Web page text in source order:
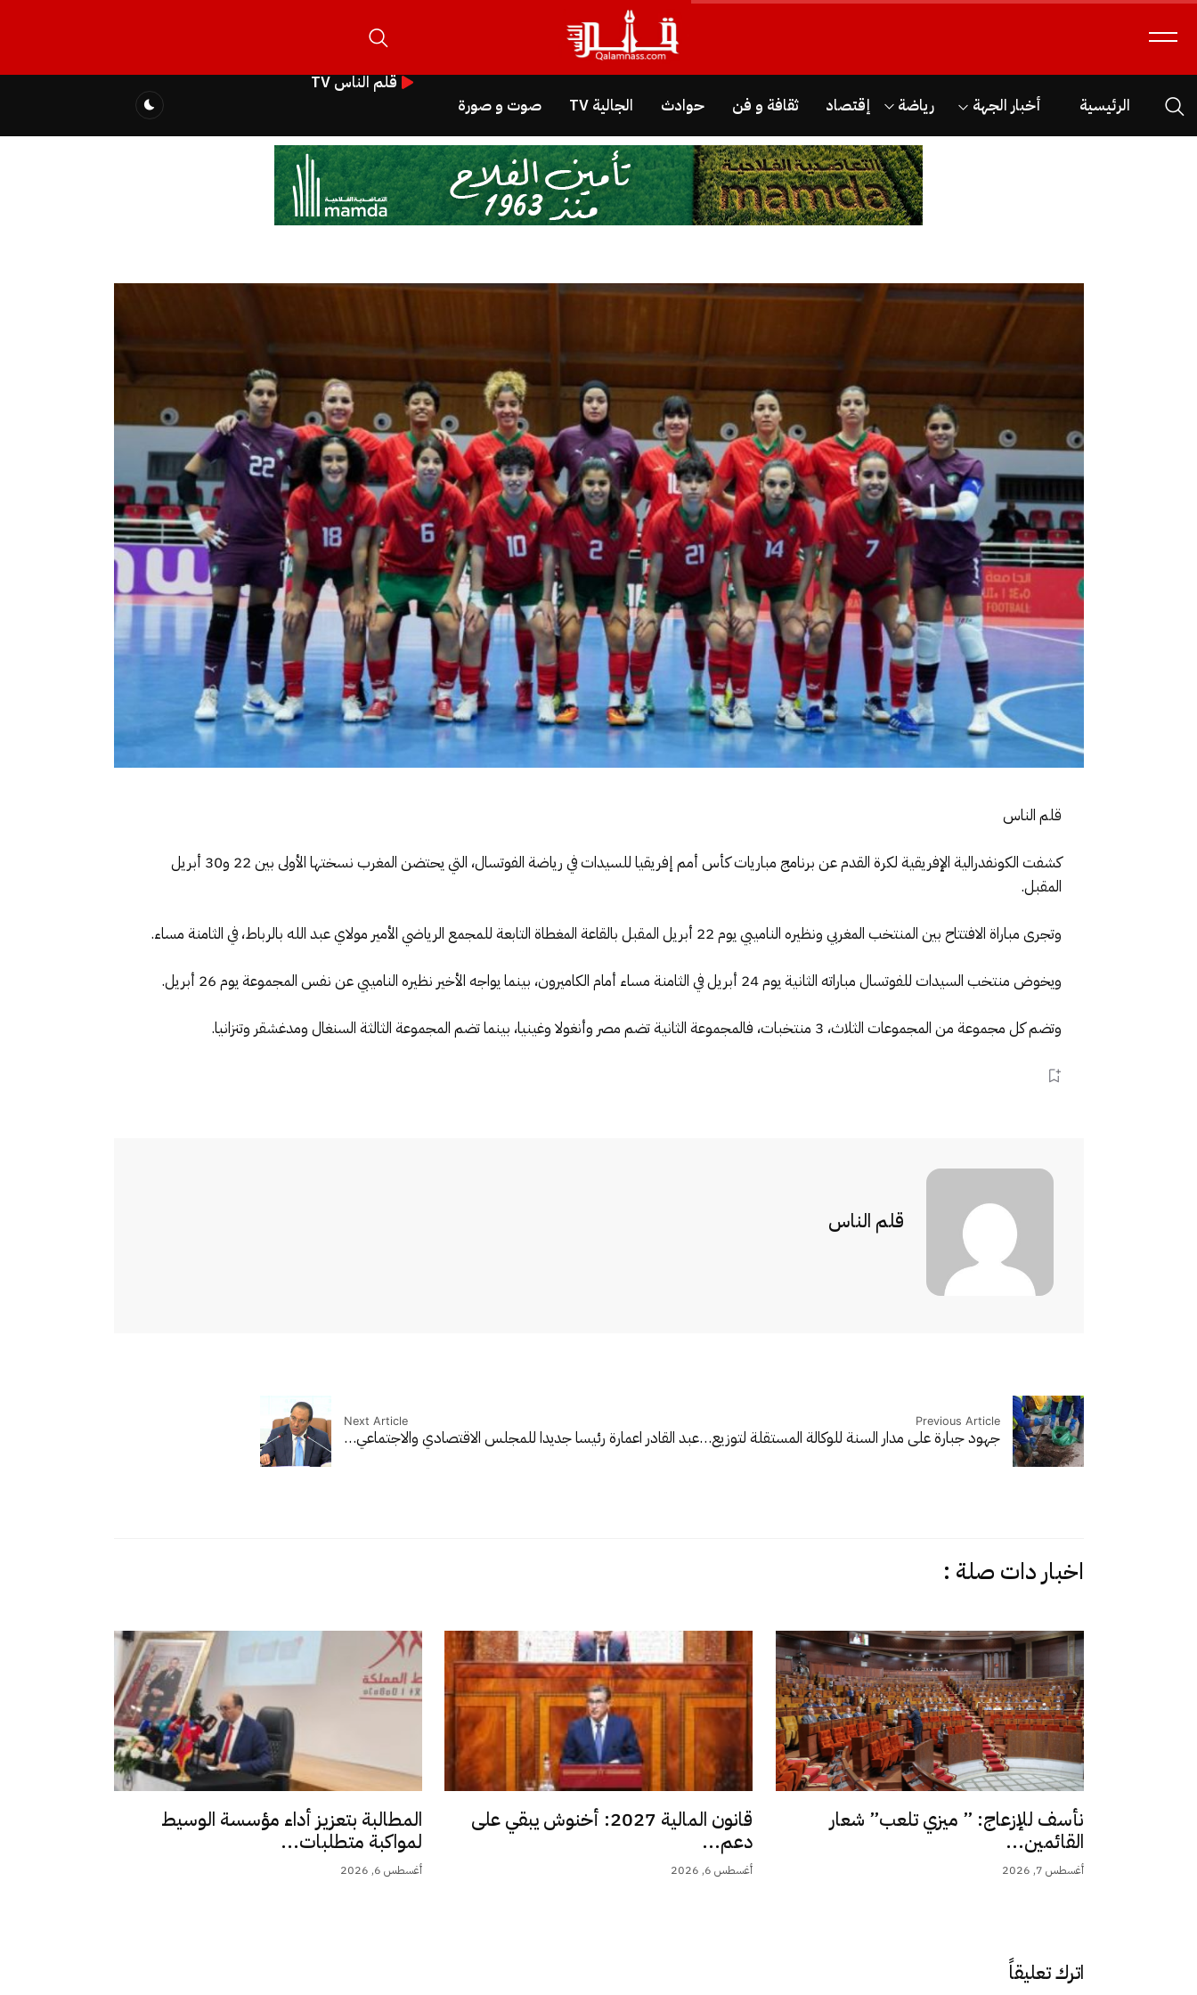
الرئيسية أخبار الجهة رياضة إقتصاد ثقافة و فن حوادث الجالية TV صوت و صورة
قلم الناس TV
قلم الناس
كشفت الكونفدرالية الإفريقية لكرة القدم عن برنامج مباريات كأس أمم إفريقيا للسيدات في رياضة الفوتسال، التي يحتضن المغرب نسختها الأولى بين 22 و30 أبريل
المقبل.
وتجرى مباراة الافتتاح بين المنتخب المغربي ونظيره الناميبي يوم 22 أبريل المقبل بالقاعة المغطاة التابعة للمجمع الرياضي الأمير مولاي عبد الله بالرباط، في الثامنة مساء.
ويخوض منتخب السيدات للفوتسال مباراته الثانية يوم 24 أبريل في الثامنة مساء أمام الكاميرون، بينما يواجه الأخير نظيره الناميبي عن نفس المجموعة يوم 26 أبريل.
وتضم كل مجموعة من المجموعات الثلاث، 3 منتخبات، فالمجموعة الثانية تضم مصر وأنغولا وغينيا، بينما تضم المجموعة الثالثة السنغال ومدغشقر وتنزانيا.
قلم الناس
Previous Article
جهود جبارة على مدار السنة للوكالة المستقلة لتوزيع…
Next Article
عبد القادر اعمارة رئيسا جديدا للمجلس الاقتصادي والاجتماعي…
اخبار دات صلة :
نأسف للإزعاج: ” ميزي تلعب” شعار
القائمين...
أغسطس 7, 2026
قانون المالية 2027: أخنوش يبقي على
دعم...
أغسطس 6, 2026
المطالبة بتعزيز أداء مؤسسة الوسيط
لمواكبة متطلبات...
أغسطس 6, 2026
اترك تعليقاً